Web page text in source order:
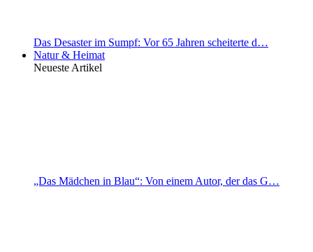
Das Desaster im Sumpf: Vor 65 Jahren scheiterte d…
Natur & Heimat
Neueste Artikel
„Das Mädchen in Blau“: Von einem Autor, der das G…